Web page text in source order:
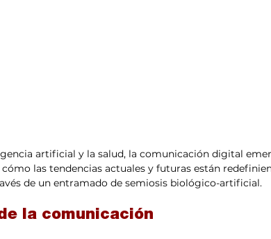
artificial y la salud, la comunicación digital
las tendencias actuales y futuras están
de un entramado de semiosis biológico-artificial.
la comunicación